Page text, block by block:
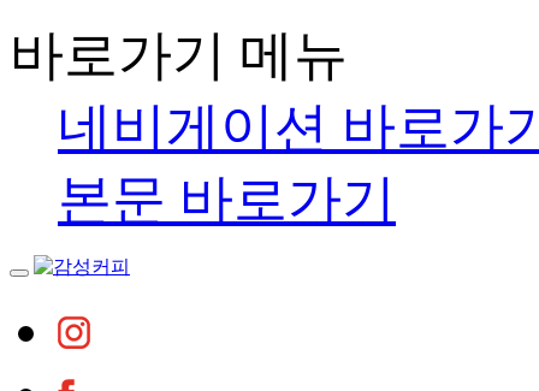
바로가기 메뉴
네비게이션 바로가
본문 바로가기